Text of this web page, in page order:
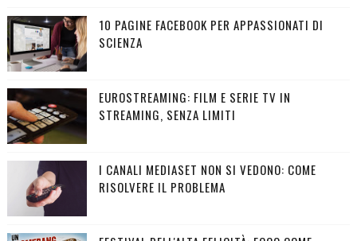
10 PAGINE FACEBOOK PER APPASSIONATI DI
SCIENZA
EUROSTREAMING: FILM E SERIE TV IN
STREAMING, SENZA LIMITI
I CANALI MEDIASET NON SI VEDONO: COME
RISOLVERE IL PROBLEMA